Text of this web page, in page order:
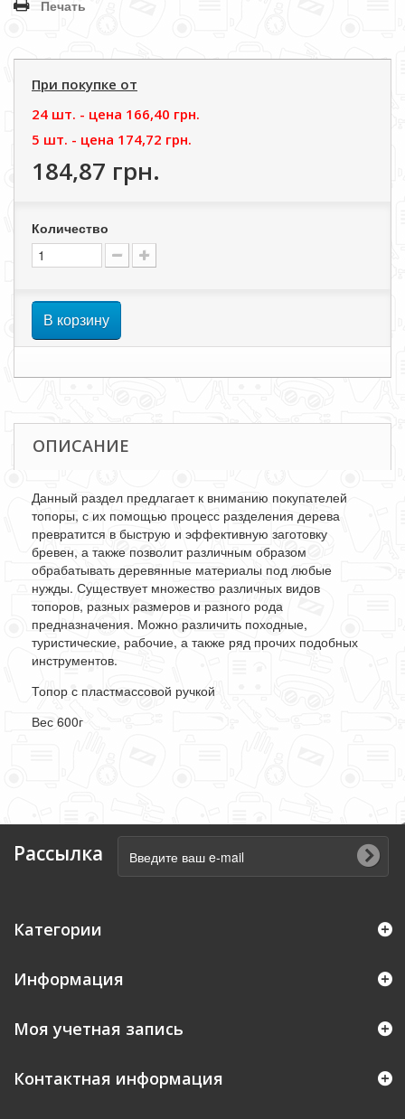
Печать
При покупке от
24 шт. - цена 166,40 грн.
5 шт. - цена 174,72 грн.
184,87 грн.
Количество
В корзину
ОПИСАНИЕ
Данный раздел предлагает к вниманию покупателей
топоры, с их помощью процесс разделения дерева
превратится в быструю и эффективную заготовку
бревен, а также позволит различным образом
обрабатывать деревянные материалы под любые
нужды. Существует множество различных видов
топоров, разных размеров и разного рода
предназначения. Можно различить походные,
туристические, рабочие, а также ряд прочих подобных
инструментов.
Топор с пластмассовой ручкой
Вес 600г
Рассылка
Категории
Информация
Моя учетная запись
Контактная информация